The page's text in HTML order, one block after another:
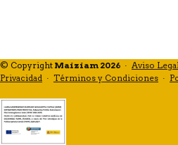
© Copyright Maiziam 2026 · Aviso Legal
Privacidad · Términos y Condiciones ·